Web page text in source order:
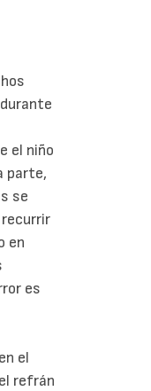
el niño
parte,
se
recurrir
en
es
el
refrán